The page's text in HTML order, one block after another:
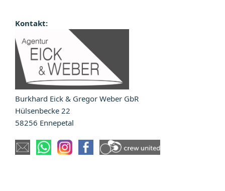
Kontakt:
Burkhard Eick & Gregor Weber GbR
Hülsenbecke 22
58256 Ennepetal